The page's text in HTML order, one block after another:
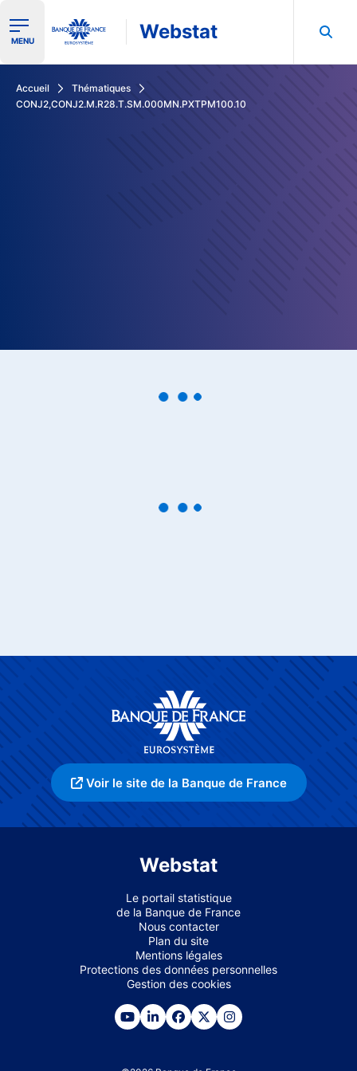
Ouvrir le menu de navigation
MENU Webstat
Accueil
Thématiques
CONJ2,CONJ2.M.R28.T.SM.000MN.PXTPM100.10
Voir le site de la Banque de France
Webstat
Le portail statistique
de la Banque de France
Nous contacter
Plan du site
Mentions légales
Protections des données personnelles
Gestion des cookies